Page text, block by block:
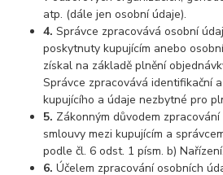
atp. (dále jen osobní údaje).
4. Správce zpracovává osobní
poskytnuty kupujícím anebo
získal na základě plnění
Správce zpracovává identifikační
kupujícího a údaje nezbytné pro
5. Zákonným důvodem
smlouvy mezi kupujícím a
podle čl. 6 odst. 1 písm. b) Nařízení.
6. Účelem zpracování osobních